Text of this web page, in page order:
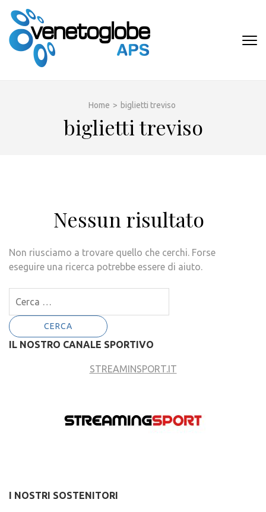
contenuto
(premi
Home > biglietti treviso
biglietti treviso
Nessun risultato
Non riusciamo a trovare quello che cerchi. Forse
eseguire una ricerca potrebbe essere di aiuto.
per:
IL NOSTRO CANALE SPORTIVO
STREAMINSPORT.IT
I NOSTRI SOSTENITORI